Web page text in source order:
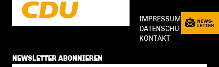
IMPRESSUM
DATENSCHUTZ
KONTAKT
NEWSLETTER ABONNIEREN